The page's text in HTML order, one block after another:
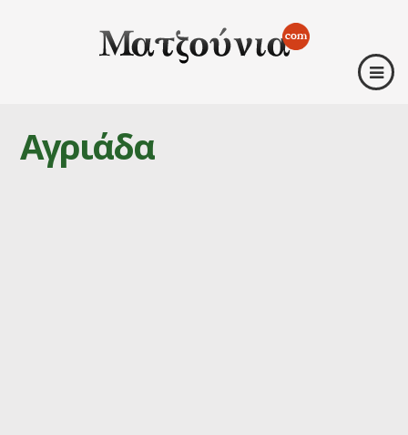
Αγριάδα